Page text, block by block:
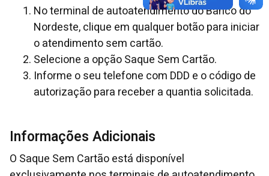
No terminal de autoatendimento do Banco do
Nordeste, clique em qualquer botão para iniciar
o atendimento sem cartão.
Selecione a opção Saque Sem Cartão.
Informe o seu telefone com DDD e o código de
autorização para receber a quantia solicitada.
Informações Adicionais
O Saque Sem Cartão está disponível